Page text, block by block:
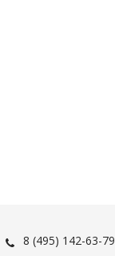
8 (495) 142-63-79